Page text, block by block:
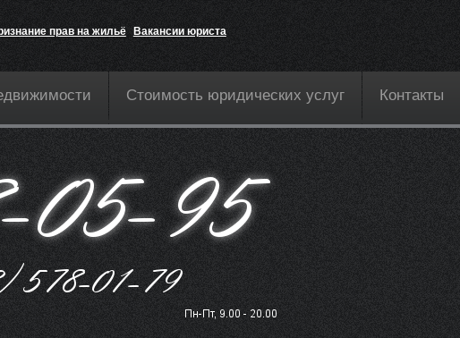
прав на жильё Вакансии юриста
Стоимость юридических услуг Контакты